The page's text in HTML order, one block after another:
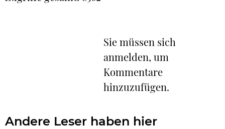
Sie müssen sich
anmelden, um
Kommentare
hinzuzufügen.
Andere Leser haben hier